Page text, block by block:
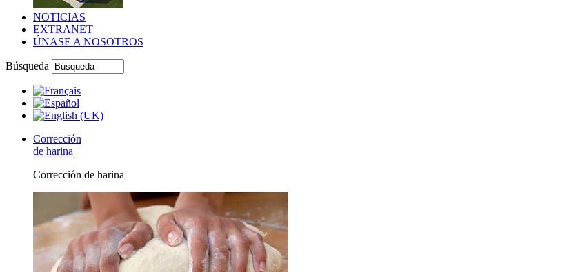
NOTICIAS
EXTRANET
ÚNASE A NOSOTROS
Búsqueda
Corrección
de harina
Corrección de harina